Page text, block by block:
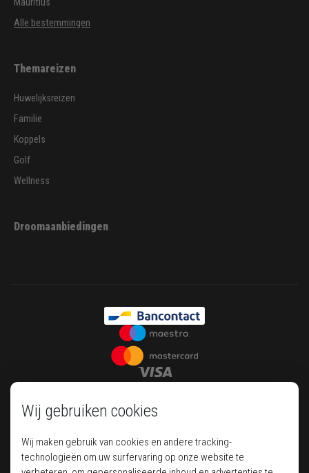
Wij gebruiken cookies
Wij maken gebruik van cookies en andere tracking-
technologieën om uw surfervaring op onze website te
Alle bestemmingen
Themareizen
Huwelijksreizen
Familie
Koppels
Golf
Wellness
Droomaanbiedingen